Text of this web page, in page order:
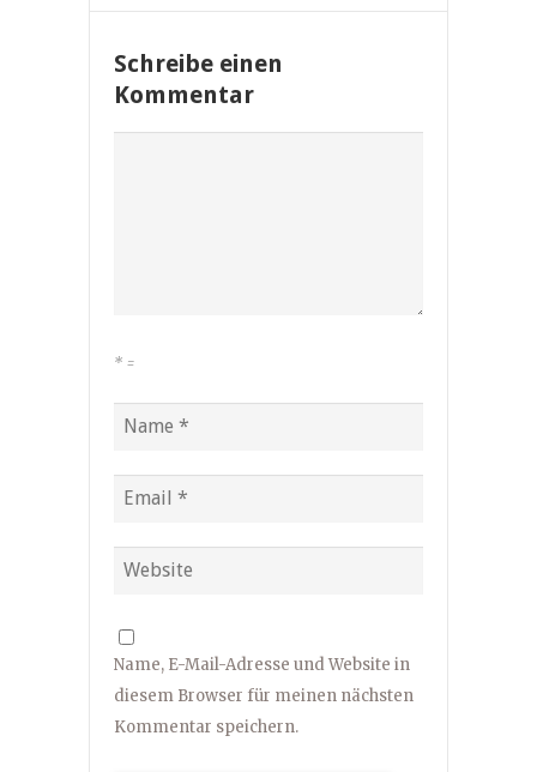
Schreibe einen
Kommentar
* =
Name, E-Mail-Adresse und Website in
diesem Browser für meinen nächsten
Kommentar speichern.